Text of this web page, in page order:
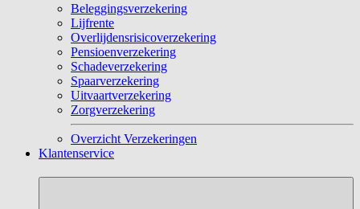
Beleggingsverzekering
Lijfrente
Overlijdensrisicoverzekering
Pensioenverzekering
Schadeverzekering
Spaarverzekering
Uitvaartverzekering
Zorgverzekering
Overzicht Verzekeringen
Klantenservice